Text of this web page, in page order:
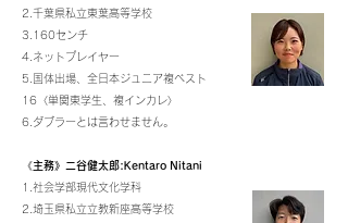
2.千葉県私立東葉高等学校
3.160センチ
4.ネットプレイヤー
5.国体出場、全日本ジュニア複ベスト
16〈単関東学生、複インカレ〉
6.ダブラーとは言わせません。
《主務》二谷健太郎:Kentaro Nitani
1.社会学部現代文化学科
2.埼玉県私立立教新座高等学校